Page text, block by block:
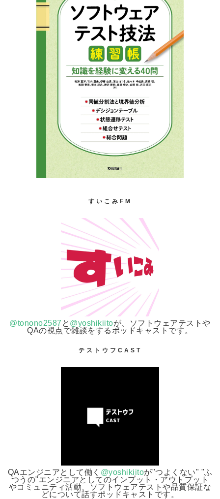
すいこみFM
@tonono2587 と @yoshikiitoが、ソフトウェアテストや
QAの視点で雑談をするポッドキャストです。
テストウフCAST
QAエンジニアとして働く @yoshikiitoが"つよくない" "ふ
つうの"エンジニアとしてのインプット・アウトプット
やコミュニティ活動、ソフトウェアテストや品質保証な
どについて話すポッドキャストです。